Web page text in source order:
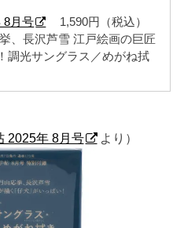
8月号
1,590円（税込）
、長沢芦雪 江戸絵画の巨匠
調光サングラス／めがね拭
2025年 8月号 より）